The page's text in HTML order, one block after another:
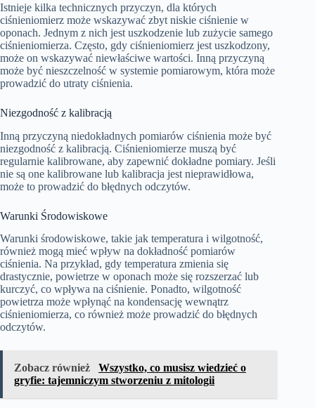
Istnieje kilka technicznych przyczyn, dla których
ciśnieniomierz może wskazywać zbyt niskie ciśnienie w
oponach. Jednym z nich jest uszkodzenie lub zużycie samego
ciśnieniomierza. Często, gdy ciśnieniomierz jest uszkodzony,
może on wskazywać niewłaściwe wartości. Inną przyczyną
może być nieszczelność w systemie pomiarowym, która może
prowadzić do utraty ciśnienia.
Niezgodność z kalibracją
Inną przyczyną niedokładnych pomiarów ciśnienia może być
niezgodność z kalibracją. Ciśnieniomierze muszą być
regularnie kalibrowane, aby zapewnić dokładne pomiary. Jeśli
nie są one kalibrowane lub kalibracja jest nieprawidłowa,
może to prowadzić do błędnych odczytów.
Warunki Środowiskowe
Warunki środowiskowe, takie jak temperatura i wilgotność,
również mogą mieć wpływ na dokładność pomiarów
ciśnienia. Na przykład, gdy temperatura zmienia się
drastycznie, powietrze w oponach może się rozszerzać lub
kurczyć, co wpływa na ciśnienie. Ponadto, wilgotność
powietrza może wpłynąć na kondensację wewnątrz
ciśnieniomierza, co również może prowadzić do błędnych
odczytów.
Zobacz również
Wszystko, co musisz wiedzieć o
gryfie: tajemniczym stworzeniu z mitologii